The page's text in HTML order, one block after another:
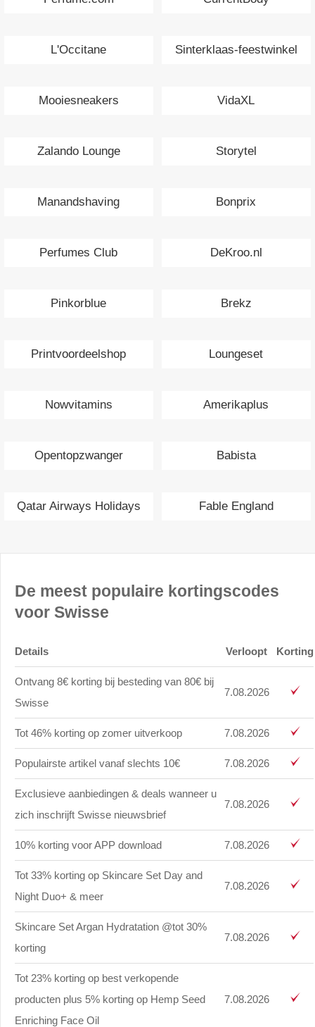
L'Occitane Sinterklaas-feestwinkel
Mooiesneakers VidaXL
Zalando Lounge Storytel
Manandshaving Bonprix
Perfumes Club DeKroo.nl
Pinkorblue Brekz
Printvoordeelshop Loungeset
Nowvitamins Amerikaplus
Opentopzwanger Babista
Qatar Airways Holidays Fable England
De meest populaire kortingscodes
voor Swisse
Details Verloopt Korting
Ontvang 8€ korting bij besteding van 80€ bij
Swisse
7.08.2026
Tot 46% korting op zomer uitverkoop 7.08.2026
Populairste artikel vanaf slechts 10€ 7.08.2026
Exclusieve aanbiedingen & deals wanneer u
zich inschrijft Swisse nieuwsbrief
7.08.2026
10% korting voor APP download 7.08.2026
Tot 33% korting op Skincare Set Day and
Night Duo+ & meer
7.08.2026
Skincare Set Argan Hydratation @tot 30%
korting
7.08.2026
Tot 23% korting op best verkopende
producten plus 5% korting op Hemp Seed
Enriching Face Oil
7.08.2026